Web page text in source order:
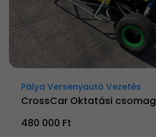
Pálya Versenyautó Vezetés
CrossCar Oktatási csomag
480 000 Ft